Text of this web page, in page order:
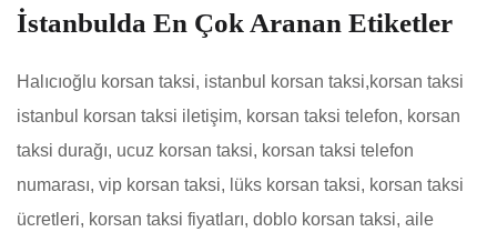
İstanbulda En Çok Aranan Etiketler
Halıcıoğlu korsan taksi, istanbul korsan taksi,korsan taksi
istanbul korsan taksi iletişim, korsan taksi telefon, korsan
taksi durağı, ucuz korsan taksi, korsan taksi telefon
numarası, vip korsan taksi, lüks korsan taksi, korsan taksi
ücretleri, korsan taksi fiyatları, doblo korsan taksi, aile